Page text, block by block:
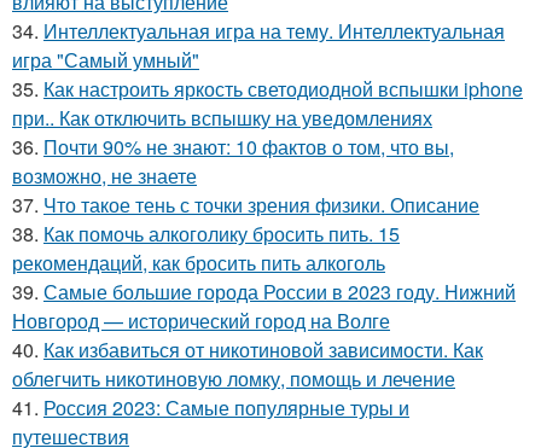
34. Интеллектуальная игра на тему. Интеллектуальная
игра "Самый умный"
35. Как настроить яркость светодиодной вспышки iphone
при.. Как отключить вспышку на уведомлениях
36. Почти 90% не знают: 10 фактов о том, что вы,
возможно, не знаете
37. Что такое тень с точки зрения физики. Описание
38. Как помочь алкоголику бросить пить. 15
рекомендаций, как бросить пить алкоголь
39. Самые большие города России в 2023 году. Нижний
Новгород — исторический город на Волге
40. Как избавиться от никотиновой зависимости. Как
облегчить никотиновую ломку, помощь и лечение
41. Россия 2023: Самые популярные туры и
путешествия